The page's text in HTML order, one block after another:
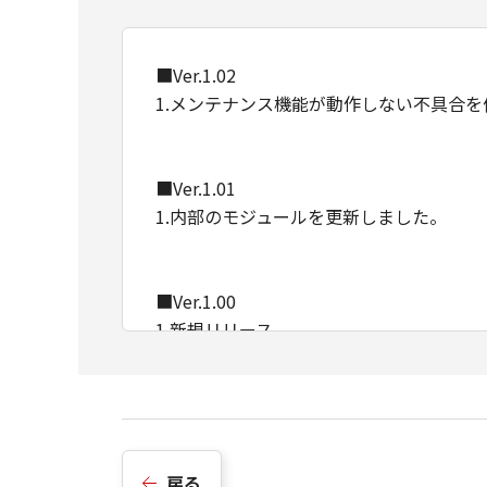
■Ver.1.02
1.メンテナンス機能が動作しない不具合を
■Ver.1.01
1.内部のモジュールを更新しました。
■Ver.1.00
1.新規リリース